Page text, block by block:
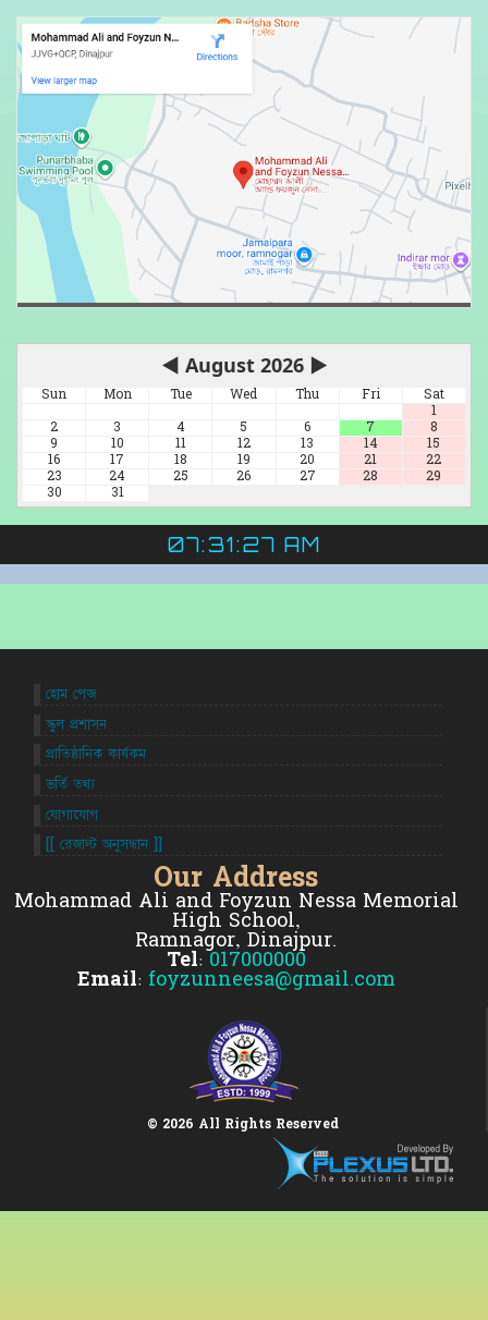
◀ August 2026 ▶
Sun Mon Tue Wed Thu Fri
Sat
1
2
3 4 5 6 7
8
9
10 11 12 13 14
15
16
17 18 19 20 21
22
23
24 25 26 27 28
29
30
31
07:31:27 AM
© 2026 All Rights Reserved
Our Address
Mohammad Ali and Foyzun Nessa Memorial
High School,
Ramnagor, Dinajpur.
Tel: 017000000
Email: foyzunneesa@gmail.com
হোম পেজ
স্কুল প্রশাসন
প্রাতিষ্ঠানিক কার্যকম
ভর্তি তথ্য
যোগাযোগ
[[ রেজাল্ট অনুসন্ধান ]]